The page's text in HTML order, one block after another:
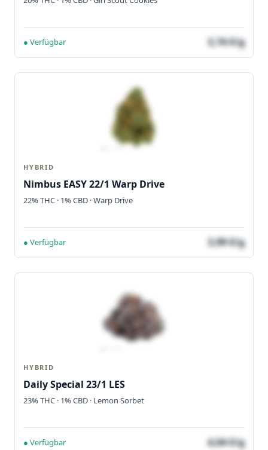
● Verfügbar 3,74 €/g
HYBRID
Nimbus EASY 22/1 Warp Drive
22% THC · 1% CBD · Warp Drive
● Verfügbar 3,99 €/g
HYBRID
Daily Special 23/1 LES
23% THC · 1% CBD · Lemon Sorbet
● Verfügbar 4,04 €/g